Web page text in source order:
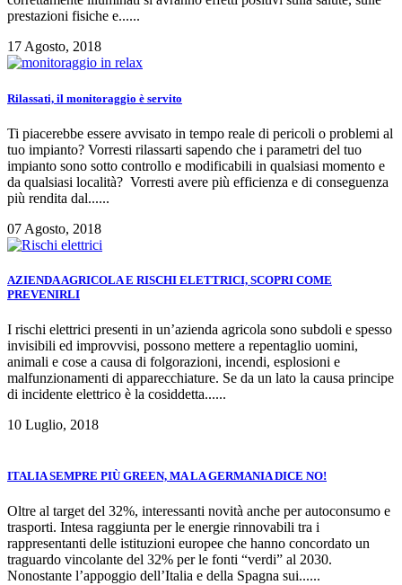
prestazioni fisiche e......
17 Agosto, 2018
Rilassati, il monitoraggio è servito
Ti piacerebbe essere avvisato in tempo reale di pericoli o problemi al
tuo impianto? Vorresti rilassarti sapendo che i parametri del tuo
impianto sono sotto controllo e modificabili in qualsiasi momento e
da qualsiasi località? Vorresti avere più efficienza e di conseguenza
più rendita dal......
07 Agosto, 2018
AZIENDA AGRICOLA E RISCHI ELETTRICI, SCOPRI COME
PREVENIRLI
I rischi elettrici presenti in un’azienda agricola sono subdoli e spesso
invisibili ed improvvisi, possono mettere a repentaglio uomini,
animali e cose a causa di folgorazioni, incendi, esplosioni e
malfunzionamenti di apparecchiature. Se da un lato la causa principe
di incidente elettrico è la cosiddetta......
10 Luglio, 2018
ITALIA SEMPRE PIÙ GREEN, MA LA GERMANIA DICE NO!
Oltre al target del 32%, interessanti novità anche per autoconsumo e
trasporti. Intesa raggiunta per le energie rinnovabili tra i
rappresentanti delle istituzioni europee che hanno concordato un
traguardo vincolante del 32% per le fonti “verdi” al 2030.
Nonostante l’appoggio dell’Italia e della Spagna sui......